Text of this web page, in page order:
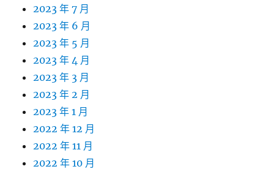
2023 年 7 月
2023 年 6 月
2023 年 5 月
2023 年 4 月
2023 年 3 月
2023 年 2 月
2023 年 1 月
2022 年 12 月
2022 年 11 月
2022 年 10 月